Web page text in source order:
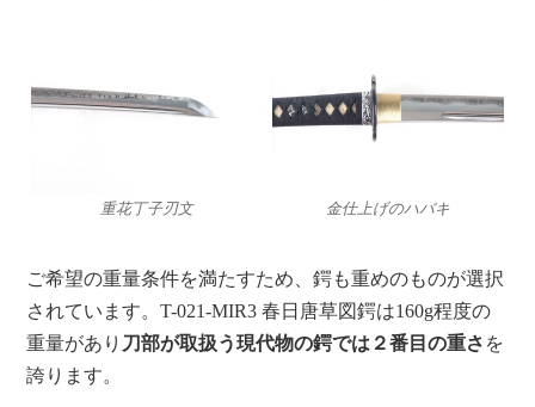
重花丁子刃文 金仕上げのハバキ
ご希望の重量条件を満たすため、鍔も重めのものが選択
されています。T-021-MIR3 春日唐草図鍔は160g程度の
重量があり 刀部が取扱う現代物の鍔では２番目の重さ を
誇ります。